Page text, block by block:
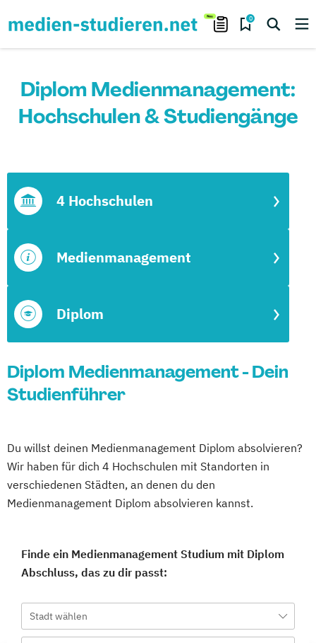
0
Diplom Medienmanagement:
Hochschulen & Studiengänge
Diplom
Medienmanagement
4 Hochschulen
Diplom Medienmanagement - Dein
Studienführer
Du willst deinen Medienmanagement Diplom absolvieren?
Wir haben für dich 4 Hochschulen mit Standorten in
verschiedenen Städten, an denen du den
Medienmanagement Diplom absolvieren kannst.
Finde ein Medienmanagement Studium mit Diplom
Abschluss, das zu dir passt:
Stadt wählen